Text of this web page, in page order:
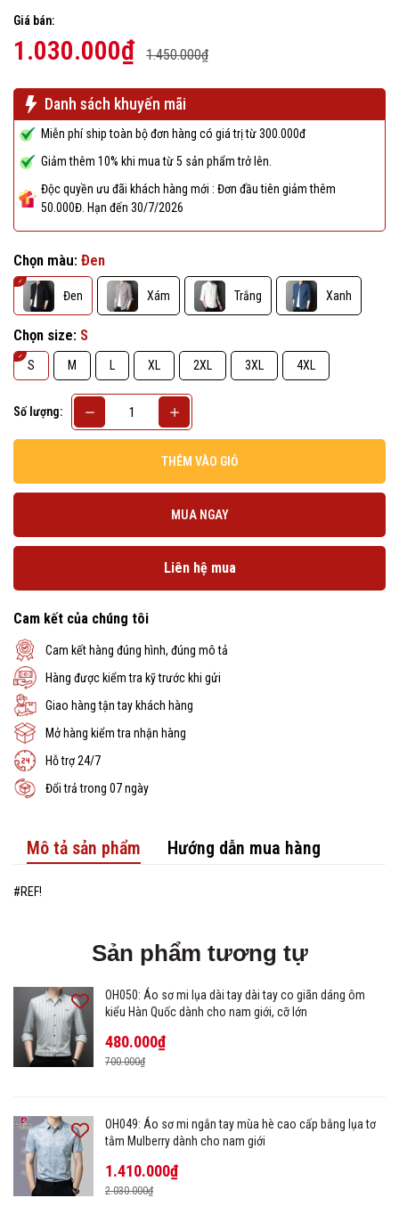
Giá bán:
1.030.000₫ 1.450.000₫
Danh sách khuyến mãi
Miễn phí ship toàn bộ đơn hàng có giá trị từ 300.000đ
Giảm thêm 10% khi mua từ 5 sản phẩm trở lên.
Độc quyền ưu đãi khách hàng mới : Đơn đầu tiên giảm thêm
50.000Đ. Hạn đến 30/7/2026
Chọn màu: Đen
Đen Xám Trắng Xanh
Chọn size: S
S M L XL 2XL 3XL 4XL
Số lượng:
THÊM VÀO GIỎ
MUA NGAY
Liên hệ mua
Cam kết của chúng tôi
Cam kết hàng đúng hình, đúng mô tả
Hàng được kiểm tra kỹ trước khi gửi
Giao hàng tận tay khách hàng
Mở hàng kiểm tra nhận hàng
Hỗ trợ 24/7
Đổi trả trong 07 ngày
Mô tả sản phẩm Hướng dẫn mua hàng
#REF!
Sản phẩm tương tự
OH050: Áo sơ mi lụa dài tay dài tay co giãn dáng ôm
kiểu Hàn Quốc dành cho nam giới, cỡ lớn
480.000₫
700.000₫
OH049: Áo sơ mi ngắn tay mùa hè cao cấp bằng lụa tơ
tằm Mulberry dành cho nam giới
1.410.000₫
2.030.000₫